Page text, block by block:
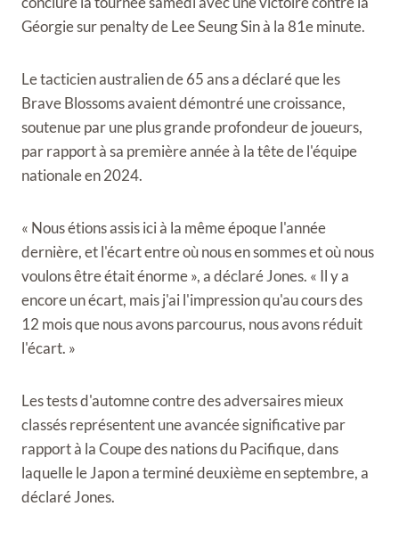
Géorgie sur penalty de Lee Seung Sin à la 81e minute.
Le tacticien australien de 65 ans a déclaré que les
Brave Blossoms avaient démontré une croissance,
soutenue par une plus grande profondeur de joueurs,
par rapport à sa première année à la tête de l'équipe
nationale en 2024.
« Nous étions assis ici à la même époque l'année
dernière, et l'écart entre où nous en sommes et où nous
voulons être était énorme », a déclaré Jones. « Il y a
encore un écart, mais j'ai l'impression qu'au cours des
12 mois que nous avons parcourus, nous avons réduit
l'écart. »
Les tests d'automne contre des adversaires mieux
classés représentent une avancée significative par
rapport à la Coupe des nations du Pacifique, dans
laquelle le Japon a terminé deuxième en septembre, a
déclaré Jones.